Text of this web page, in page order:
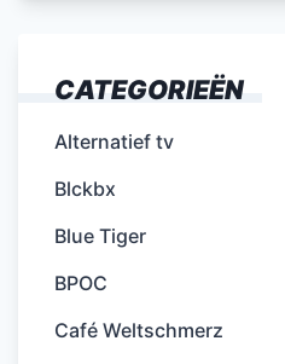
CATEGORIEËN
Alternatief tv
Blckbx
Blue Tiger
BPOC
Café Weltschmerz